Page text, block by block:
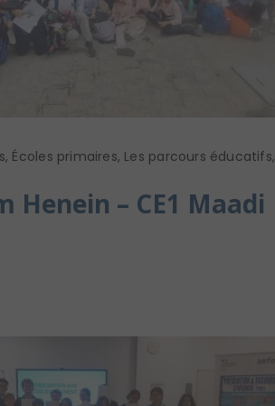
, Écoles primaires, Les parcours éducatifs,
Henein – CE1 Maadi